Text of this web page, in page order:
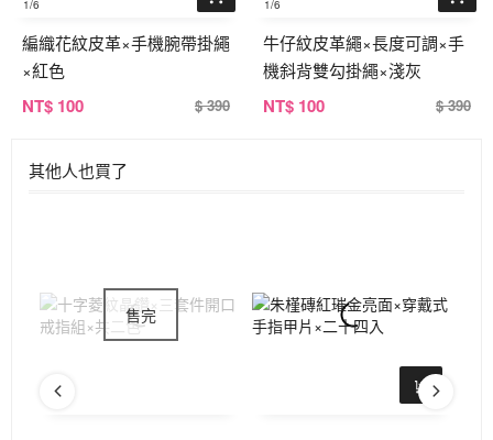
1/6
編織花紋皮革×手機腕帶掛繩
×紅色
NT$ 100 $ 390
1/6
牛仔紋皮革繩×長度可調×手
機斜背雙勾掛繩×淺灰
NT$ 100 $ 390
其他人也買了